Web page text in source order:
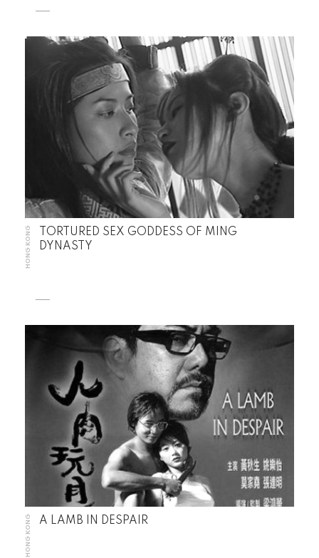
HONG KONG
TORTURED SEX GODDESS OF MING
DYNASTY
HONG KONG A LAMB IN DESPAIR